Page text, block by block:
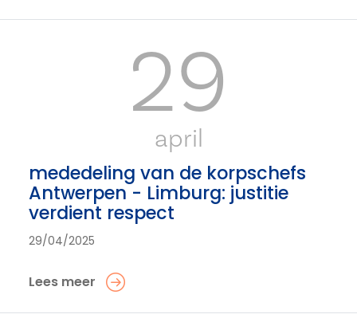
29
april
mededeling van de korpschefs
Antwerpen - Limburg: justitie
verdient respect
29/04/2025
Lees meer